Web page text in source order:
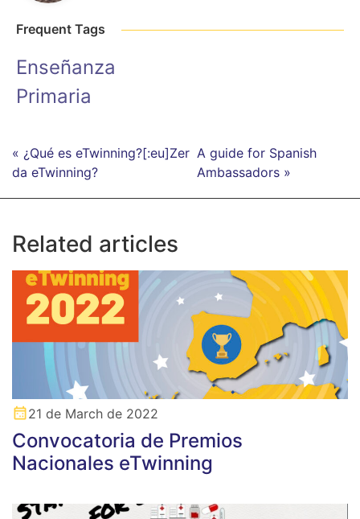
Frequent Tags
Enseñanza
Primaria
« ¿Qué es eTwinning?[:eu]Zer
da eTwinning?
A guide for Spanish
Ambassadors »
Related articles
21 de March de 2022
Convocatoria de Premios
Nacionales eTwinning